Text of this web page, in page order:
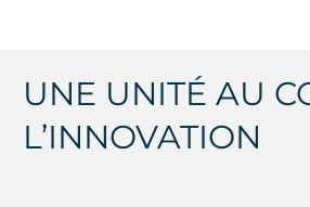
UNE UNITÉ AU
L’INNOVATION